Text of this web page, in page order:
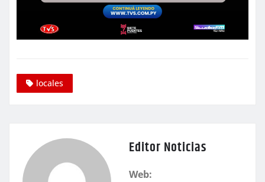
locales
Editor Noticias
Web: